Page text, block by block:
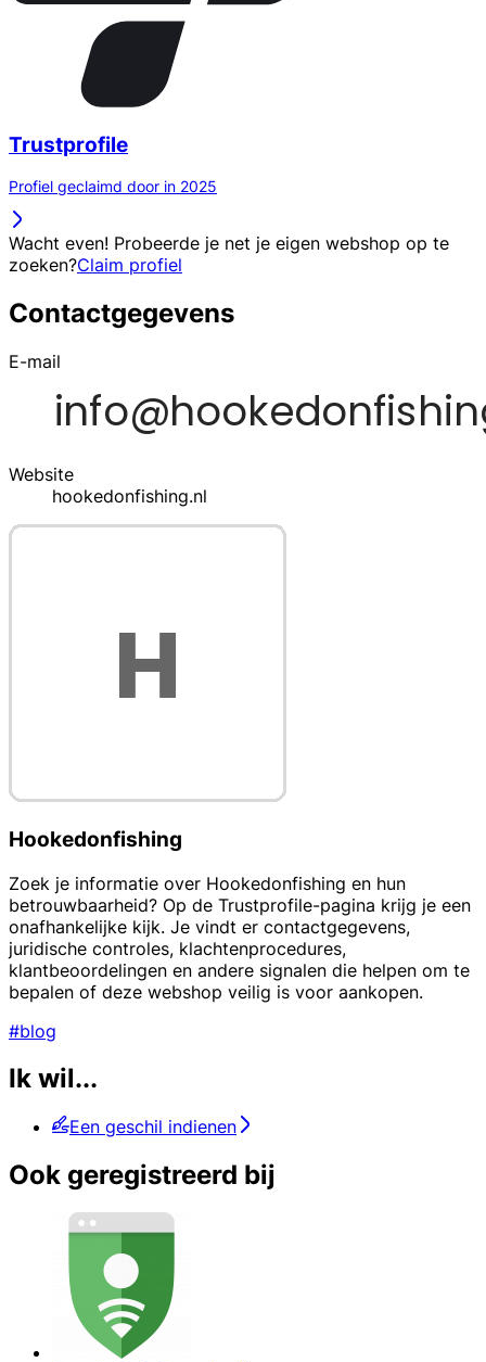
Trustprofile
Profiel geclaimd door in 2025
Wacht even! Probeerde je net je eigen webshop op te
zoeken?Claim profiel
Contactgegevens
E-mail
Website
hookedonfishing.nl
Hookedonfishing
Zoek je informatie over Hookedonfishing en hun
betrouwbaarheid? Op de Trustprofile-pagina krijg je een
onafhankelijke kijk. Je vindt er contactgegevens,
juridische controles, klachtenprocedures,
klantbeoordelingen en andere signalen die helpen om te
bepalen of deze webshop veilig is voor aankopen.
#blog
Ik wil...
Een geschil indienen
Ook geregistreerd bij